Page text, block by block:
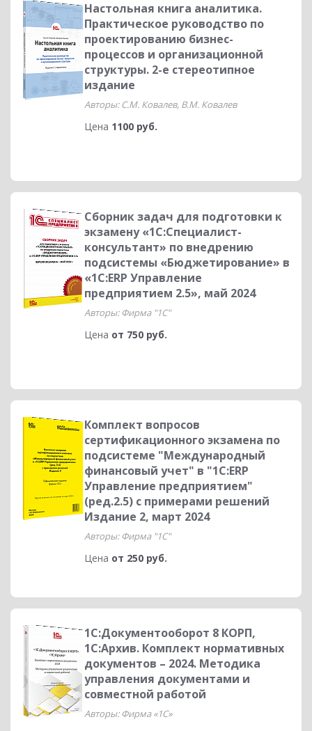
Настольная книга аналитика.
Практическое руководство по
проектированию бизнес-
процессов и организационной
структуры. 2-е стереотипное
издание
Авторы: С.М. Ковалев, В.М. Ковалев
Цена 1100 руб.
Сборник задач для подготовки к
экзамену «1С:Специалист-
консультант» по внедрению
подсистемы «Бюджетирование» в
«1С:ERP Управление
предприятием 2.5», май 2024
Авторы: Фирма "1С"
Цена от 750 руб.
Комплект вопросов
сертификационного экзамена по
подсистеме "Международный
финансовый учет" в "1С:ERP
Управление предприятием"
(ред.2.5) с примерами решений
Издание 2, март 2024
Авторы: Фирма "1С"
Цена от 250 руб.
1С:Документооборот 8 КОРП,
1С:Архив. Комплект нормативных
документов – 2024. Методика
управления документами и
совместной работой
Авторы: Фирма «1С»